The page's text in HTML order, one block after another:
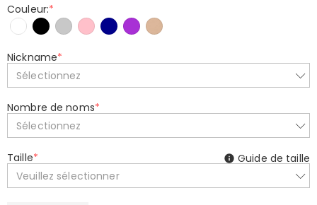
Couleur:*
Nickname*
Sélectionnez
Nombre de noms*
Sélectionnez
Taille*
Veuillez sélectionner
Guide de taille